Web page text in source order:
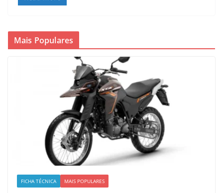
Mais Populares
FICHA TÉCNICA MAIS POPULARES